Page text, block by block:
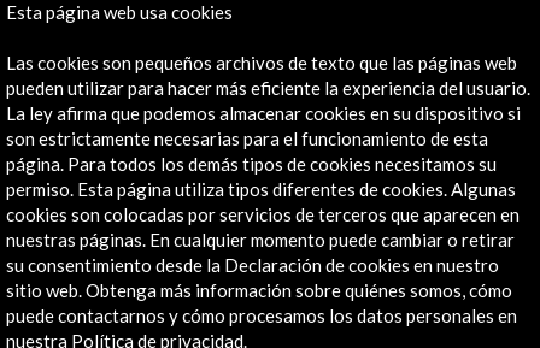
Contacta
info@accioncultural.es
+34 91 700 4000
José Abascal, 4 - 4º
28003 Madrid, España
Canales de contacto
Explora
Esta página web usa cookies
Las cookies son pequeños archivos de texto que las páginas web
pueden utilizar para hacer más eficiente la experiencia del usuario.
La ley afirma que podemos almacenar cookies en su dispositivo si
son estrictamente necesarias para el funcionamiento de esta
página. Para todos los demás tipos de cookies necesitamos su
permiso. Esta página utiliza tipos diferentes de cookies. Algunas
cookies son colocadas por servicios de terceros que aparecen en
nuestras páginas. En cualquier momento puede cambiar o retirar
su consentimiento desde la Declaración de cookies en nuestro
sitio web. Obtenga más información sobre quiénes somos, cómo
puede contactarnos y cómo procesamos los datos personales en
nuestra Política de privacidad.